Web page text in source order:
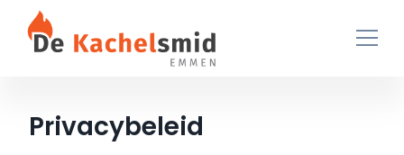
Ga naar de inhoud
Privacybeleid